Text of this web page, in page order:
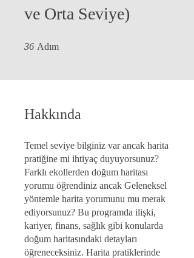
ve Orta Seviye)
36 Adım
Hakkında
Temel seviye bilginiz var ancak harita
pratiğine mi ihtiyaç duyuyorsunuz?
Farklı ekollerden doğum haritası
yorumu öğrendiniz ancak Geleneksel
yöntemle harita yorumunu mu merak
ediyorsunuz? Bu programda ilişki,
kariyer, finans, sağlık gibi konularda
doğum haritasındaki detayları
öğreneceksiniz. Harita pratiklerinde